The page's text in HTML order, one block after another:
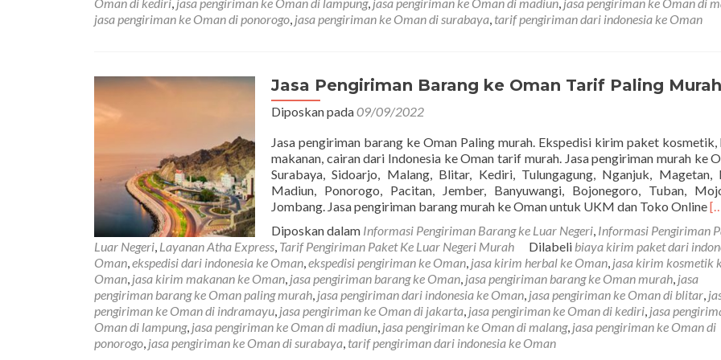
jasa pengiriman ke Oman di ponorogo, jasa pengiriman ke Oman di surabaya, tarif pengiriman dari indonesia ke Oman
Jasa Pengiriman Barang ke Oman Tarif Paling Murah
Diposkan pada09/09/2022
Jasa pengiriman barang ke Oman Paling murah. Ekspedisi kirim paket kosmetik,
makanan, cairan dari Indonesia ke Oman tarif murah. Jasa pengiriman murah ke
Surabaya, Sidoarjo, Malang, Blitar, Kediri, Tulungagung, Nganjuk, Magetan,
Madiun, Ponorogo, Pacitan, Jember, Banyuwangi, Bojonegoro, Tuban,
Jombang. Jasa pengiriman barang murah ke Oman untuk UKM dan Toko Online
Diposkan dalam Informasi Pengiriman Barang ke Luar Negeri, Informasi Pengiriman
Luar Negeri, Layanan Atha Express, Tarif Pengiriman Paket Ke Luar Negeri Murah Dilabeli biaya kirim paket dari
Oman,ekspedisi dari indonesia ke Oman,ekspedisi pengiriman ke Oman, jasa kirim herbal ke Oman, jasa kirim kosmetik
Oman, jasa kirim makanan ke Oman, jasa pengiriman barang ke Oman, jasa pengiriman barang ke Oman murah, jasa
pengiriman barang ke Oman paling murah, jasa pengiriman dari indonesia ke Oman, jasa pengiriman ke Oman di blitar,
pengiriman ke Oman di indramayu, jasa pengiriman ke Oman di jakarta, jasa pengiriman ke Oman di kediri, jasa
Oman di lampung, jasa pengiriman ke Oman di madiun, jasa pengiriman ke Oman di malang, jasa pengiriman ke Oman di
ponorogo, jasa pengiriman ke Oman di surabaya, tarif pengiriman dari indonesia ke Oman